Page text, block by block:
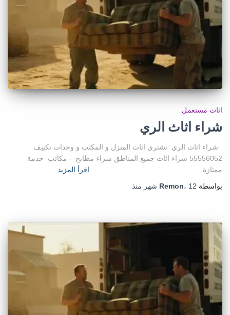
اثاث مستعمل
شراء اثاث الري
شراء اثاث الري نشتري اثاث المنزل و المكتب و وحدات تكييف
55556052 شراء اثاث جميع المناطق شراء مطابخ – مكاتب خدمة
ممتازة
اقرأ المزيد
بواسطة
Remon، 12 شهر منذ